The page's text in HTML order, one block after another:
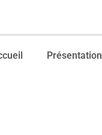
Présentation